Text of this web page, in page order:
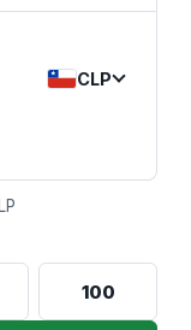
CLP
100